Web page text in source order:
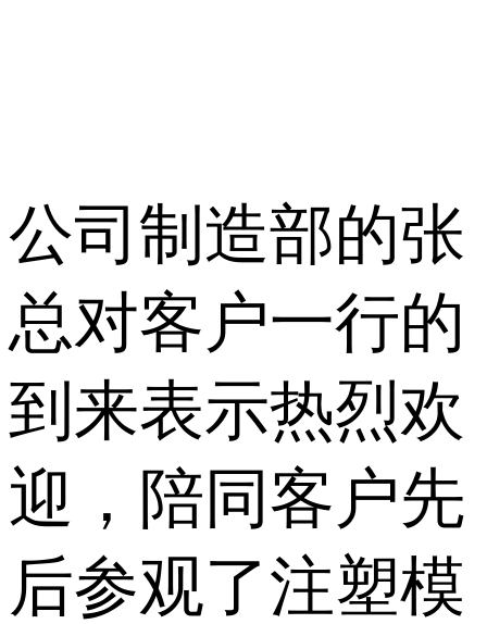
公司制造部的张
总对客户一行的
到来表示热烈欢
迎，陪同客户先
后参观了注塑模